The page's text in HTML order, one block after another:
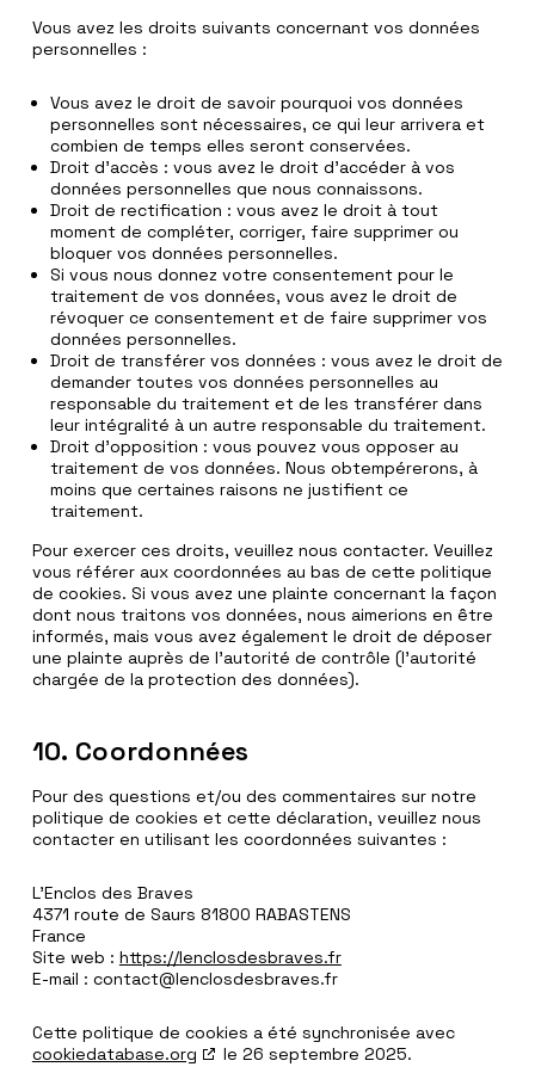
Vous avez les droits suivants concernant vos données
personnelles :
Vous avez le droit de savoir pourquoi vos données
personnelles sont nécessaires, ce qui leur arrivera et
combien de temps elles seront conservées.
Droit d’accès : vous avez le droit d’accéder à vos
données personnelles que nous connaissons.
Droit de rectification : vous avez le droit à tout
moment de compléter, corriger, faire supprimer ou
bloquer vos données personnelles.
Si vous nous donnez votre consentement pour le
traitement de vos données, vous avez le droit de
révoquer ce consentement et de faire supprimer vos
données personnelles.
Droit de transférer vos données : vous avez le droit de
demander toutes vos données personnelles au
responsable du traitement et de les transférer dans
leur intégralité à un autre responsable du traitement.
Droit d’opposition : vous pouvez vous opposer au
traitement de vos données. Nous obtempérerons, à
moins que certaines raisons ne justifient ce
traitement.
Pour exercer ces droits, veuillez nous contacter. Veuillez
vous référer aux coordonnées au bas de cette politique
de cookies. Si vous avez une plainte concernant la façon
dont nous traitons vos données, nous aimerions en être
informés, mais vous avez également le droit de déposer
une plainte auprès de l’autorité de contrôle (l’autorité
chargée de la protection des données).
10. Coordonnées
Pour des questions et/ou des commentaires sur notre
politique de cookies et cette déclaration, veuillez nous
contacter en utilisant les coordonnées suivantes :
L’Enclos des Braves
4371 route de Saurs 81800 RABASTENS
France
Site web : https://lenclosdesbraves.fr
E-mail : contact@lenclosdesbraves.fr
Cette politique de cookies a été synchronisée avec
cookiedatabase.org
le 26 septembre 2025.